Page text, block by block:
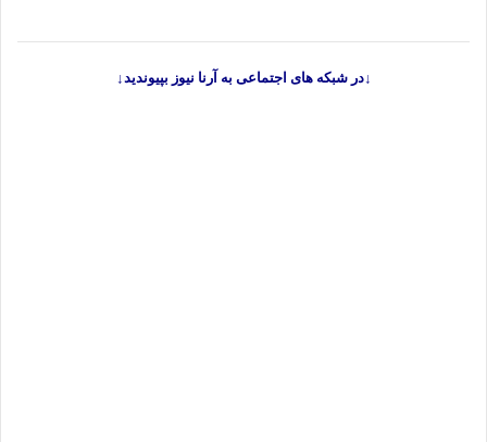
↓در شبکه های اجتماعی به آرنا نیوز بپیوندید↓